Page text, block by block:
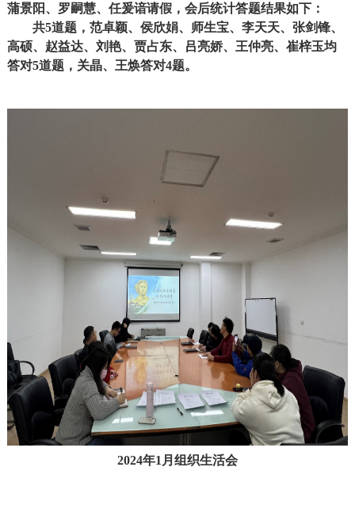
蒲景阳、罗嗣慧、任爰谙请假，会后统计答题结果如下：
共5道题，范卓颖、侯欣娟、师生宝、李天天、张剑锋、
高硕、赵益达、刘艳、贾占东、吕亮娇、王仲亮、崔梓玉均
答对5道题，关晶、王焕答对4题。
2024年1月组织生活会